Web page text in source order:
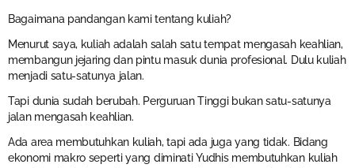
Bagaimana pandangan kami tentang kuliah?
Menurut saya, kuliah adalah salah satu tempat mengasah keahlian,
membangun jejaring dan pintu masuk dunia profesional. Dulu kuliah
menjadi satu-satunya jalan.
Tapi dunia sudah berubah. Perguruan Tinggi bukan satu-satunya
jalan mengasah keahlian.
Ada area membutuhkan kuliah, tapi ada juga yang tidak. Bidang
ekonomi makro seperti yang diminati Yudhis membutuhkan kuliah